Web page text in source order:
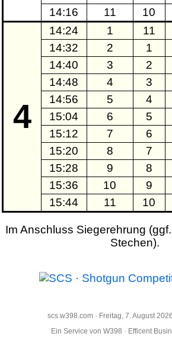
14:16
11 10
4
14:24 1 11
14:32
2 1
14:40
3 2
14:48
4 3
14:56
5 4
15:04
6 5
15:12
7 6
15:20
8 7
15:28
9 8
15:36
10 9
15:44
11 10
Im Anschluss Siegerehrung
Stechen).
scs.w398.com · Freitag, 7. August
Ein Service von W398 · Efficent